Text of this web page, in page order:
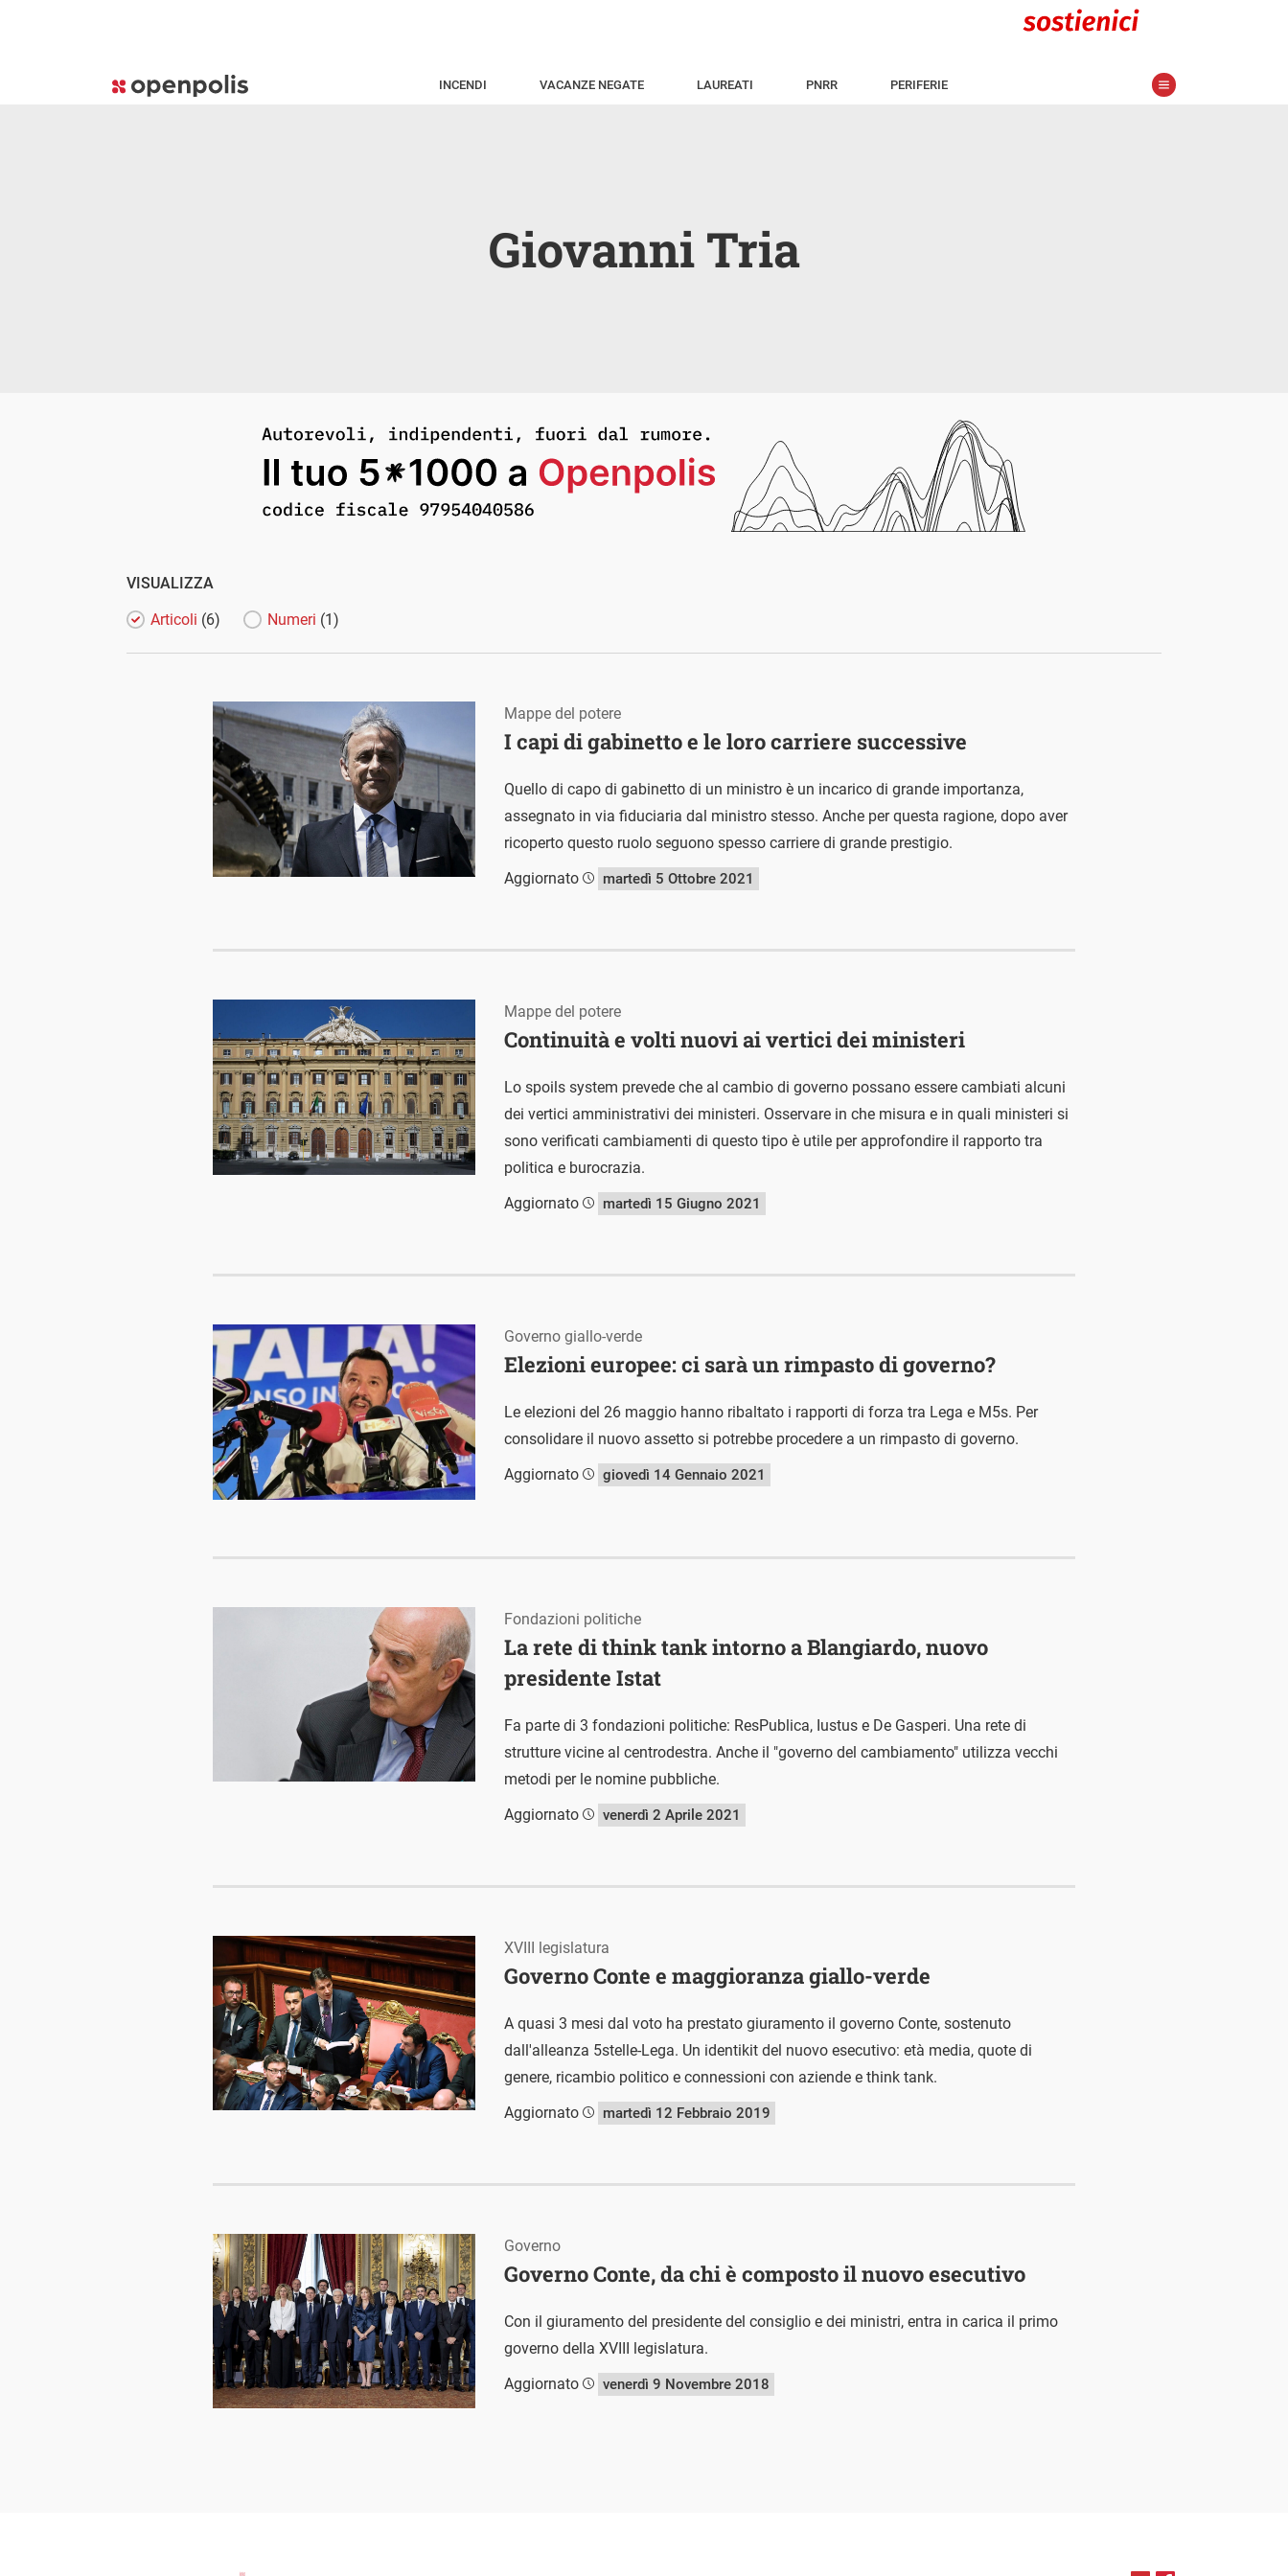
INCENDI VACANZE NEGATE LAUREATI PNRR PERIFERIE
Giovanni Tria
VISUALIZZA
Articoli (6) Numeri (1)
I capi di gabinetto e le loro carriere successive
Mappe del potere
Quello di capo di gabinetto di un ministro è un incarico di grande importanza,
assegnato in via fiduciaria dal ministro stesso. Anche per questa ragione, dopo aver
ricoperto questo ruolo seguono spesso carriere di grande prestigio.
Aggiornato
martedì 5 Ottobre 2021
Continuità e volti nuovi ai vertici dei ministeri
Mappe del potere
Lo spoils system prevede che al cambio di governo possano essere cambiati alcuni
dei vertici amministrativi dei ministeri. Osservare in che misura e in quali ministeri si
sono verificati cambiamenti di questo tipo è utile per approfondire il rapporto tra
politica e burocrazia.
Aggiornato
martedì 15 Giugno 2021
Elezioni europee: ci sarà un rimpasto di governo?
Governo giallo-verde
Le elezioni del 26 maggio hanno ribaltato i rapporti di forza tra Lega e M5s. Per
consolidare il nuovo assetto si potrebbe procedere a un rimpasto di governo.
Aggiornato
giovedì 14 Gennaio 2021
La rete di think tank intorno a Blangiardo, nuovo
presidente Istat
Fondazioni politiche
Fa parte di 3 fondazioni politiche: ResPublica, Iustus e De Gasperi. Una rete di
strutture vicine al centrodestra. Anche il "governo del cambiamento" utilizza vecchi
metodi per le nomine pubbliche.
Aggiornato
venerdì 2 Aprile 2021
Governo Conte e maggioranza giallo-verde
XVIII legislatura
A quasi 3 mesi dal voto ha prestato giuramento il governo Conte, sostenuto
dall'alleanza 5stelle-Lega. Un identikit del nuovo esecutivo: età media, quote di
genere, ricambio politico e connessioni con aziende e think tank.
Aggiornato
martedì 12 Febbraio 2019
Governo Conte, da chi è composto il nuovo esecutivo
Governo
Con il giuramento del presidente del consiglio e dei ministri, entra in carica il primo
governo della XVIII legislatura.
Aggiornato
venerdì 9 Novembre 2018